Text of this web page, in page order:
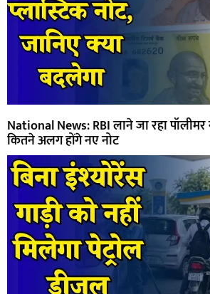
National News: RBI लाने जा रहा पॉलीमर
कितने अलग होंगे नए नोट